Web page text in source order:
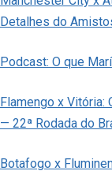
Detalhes do
Podcast: O que
Flamengo x Vitória:
— 22ª Rodada do
Botafogo x